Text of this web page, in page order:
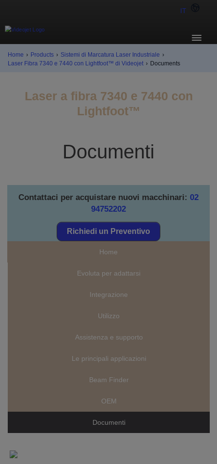
IT
Home › Products › Sistemi di Marcatura Laser Industriale ›
Laser Fibra 7340 e 7440 con Lightfoot™ di Videojet › Documents
Laser a fibra 7340 e 7440 con
Lightfoot™
Documenti
Contattaci per acquistare nuovi macchinari: 02
94752202
Richiedi un Preventivo
Home
Evoluta per adattarsi
Integrazione
Utilizzo
Assistenza e supporto
Le principali applicazioni
Beam Finder
OEM
Documenti